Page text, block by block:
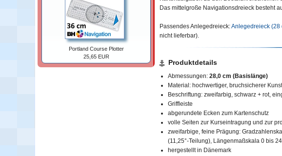
Das mittelgroße Navigationsdreieck besteht
Passendes Anlegedreieck:Anlegedreieck (28
nicht lieferbar).
Produktdetails
Abmessungen: 28,0 cm (Basislänge)
Material: hochwertiger, bruchsicherer
Beschriftung: zweifarbig, schwarz + rot,
Griffleiste
abgerundete Ecken zum Kartenschutz
volle Seiten zur Kurseintragung und zur
zweifarbige, feine Prägung:
(11,25°-Teilung), Längenmaßskala 0 bis
hergestellt in Dänemark
Portland Course Plotter
25,65 EUR